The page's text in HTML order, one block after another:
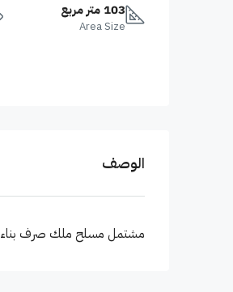
103 متر مربع
Area Size
الوصف
مشتمل مسلح ملك صرف بناء ٢٠١٢ يصلح كسكن او كمشروع تجاري